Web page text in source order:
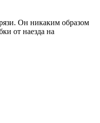
Он никаким образом
от наезда на